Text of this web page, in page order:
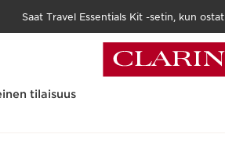
Saat Travel Essentials Kit -setin, kun
tilaisuus